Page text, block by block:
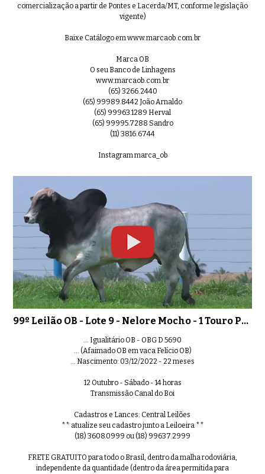
comercialização a partir de Pontes e Lacerda/MT, conforme legislação
vigente)
Baixe Catálogo em www.marcaob.com.br
Marca OB
O seu Banco de Linhagens
www.marcaob.com.br
(65) 3266.2440
(65) 99989.8442 João Arnaldo
(65) 99963.1289 Herval
(65) 99995.7288 Sandro
(11) 3816.6744
Instagram marca_ob
99º Leilão OB - Lote 9 - Nelore Mocho - 1 Touro PO Registrado
... Igualitário OB - OBG D 5690
... (Afaimado OB em vaca Felício OB)
... Nascimento: 03/12/2022 - 22 meses
12 Outubro - Sábado - 14 horas
Transmissão Canal do Boi
Cadastros e Lances: Central Leilões
** atualize seu cadastro junto a Leiloeira **
(18) 3608.0999 ou (18) 99637.2999
FRETE GRATUITO para todo o Brasil, dentro da malha rodoviária,
independente da quantidade (dentro da área permitida para